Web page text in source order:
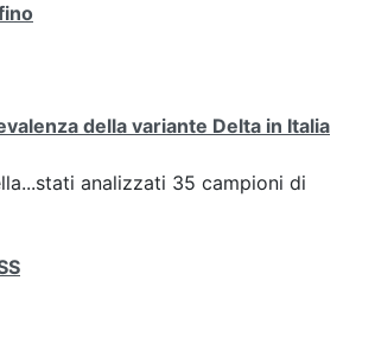
della variante Delta in Italia
analizzati 35 campioni di